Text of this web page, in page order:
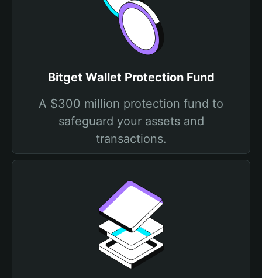
Bitget Wallet Protection Fund
A $300 million protection fund to
safeguard your assets and
transactions.